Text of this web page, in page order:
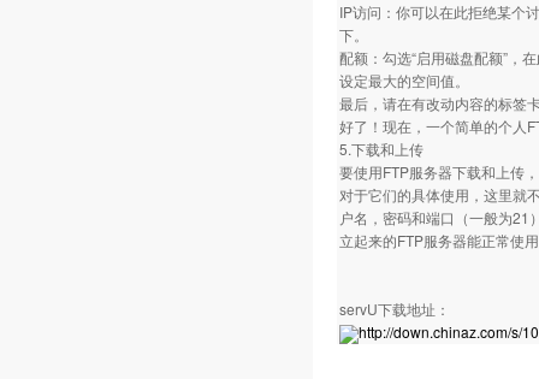
IP访问：你可以在此拒绝某个
下。
配额：勾选“启用磁盘配额”，
设定最大的空间值。
最后，请在有改动内容的标签
好了！现在，一个简单的个人
5.下载和上传
要使用FTP服务器下载和上传
对于它们的具体使用，这里就
户名，密码和端口（一般为
立起来的FTP服务器能正常使
servU下载地址：
http://down.chinaz.com/s/